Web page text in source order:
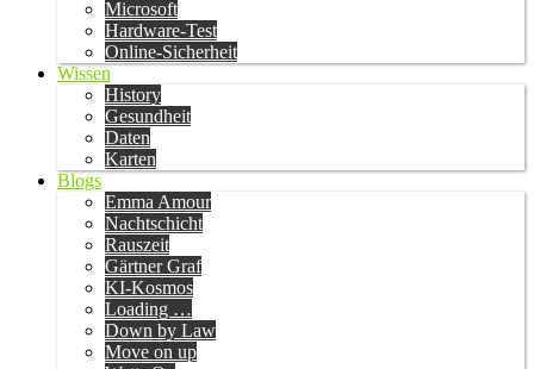
Microsoft
Hardware-Test
Online-Sicherheit
Wissen
History
Gesundheit
Daten
Karten
Blogs
Emma Amour
Nachtschicht
Rauszeit
Gärtner Graf
KI-Kosmos
Loading …
Down by Law
Move on up